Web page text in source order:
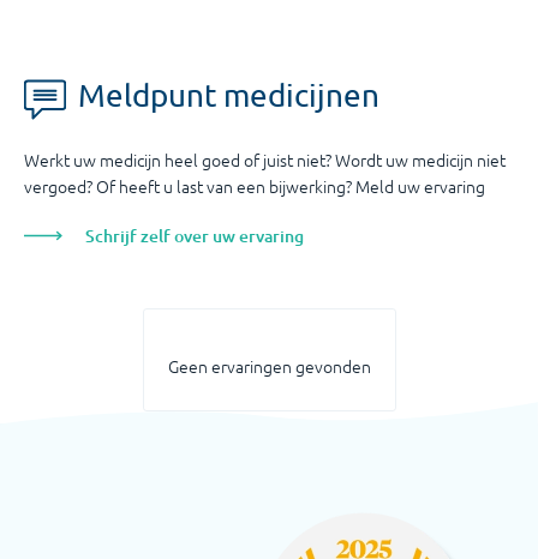
Meldpunt medicijnen
Werkt uw medicijn heel goed of juist niet? Wordt uw medicijn niet
vergoed? Of heeft u last van een bijwerking? Meld uw ervaring
Schrijf zelf over uw ervaring
Geen ervaringen gevonden